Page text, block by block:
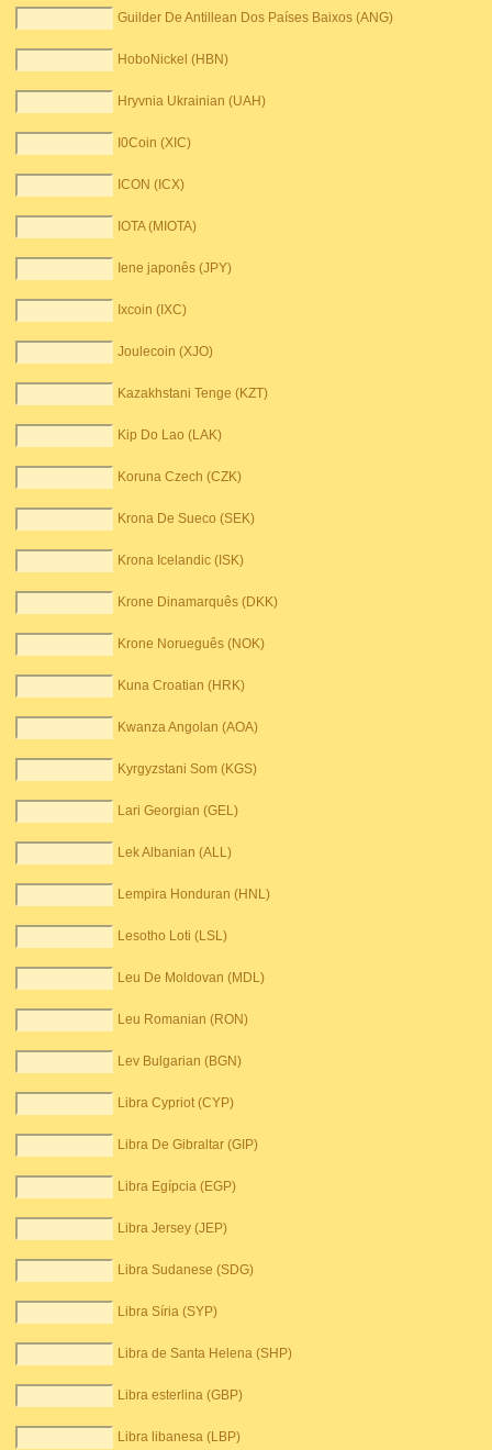
Guilder De Antillean Dos Países Baixos (ANG)
HoboNickel (HBN)
Hryvnia Ukrainian (UAH)
I0Coin (XIC)
ICON (ICX)
IOTA (MIOTA)
Iene japonês (JPY)
Ixcoin (IXC)
Joulecoin (XJO)
Kazakhstani Tenge (KZT)
Kip Do Lao (LAK)
Koruna Czech (CZK)
Krona De Sueco (SEK)
Krona Icelandic (ISK)
Krone Dinamarquês (DKK)
Krone Norueguês (NOK)
Kuna Croatian (HRK)
Kwanza Angolan (AOA)
Kyrgyzstani Som (KGS)
Lari Georgian (GEL)
Lek Albanian (ALL)
Lempira Honduran (HNL)
Lesotho Loti (LSL)
Leu De Moldovan (MDL)
Leu Romanian (RON)
Lev Bulgarian (BGN)
Libra Cypriot (CYP)
Libra De Gibraltar (GIP)
Libra Egípcia (EGP)
Libra Jersey (JEP)
Libra Sudanese (SDG)
Libra Síria (SYP)
Libra de Santa Helena (SHP)
Libra esterlina (GBP)
Libra libanesa (LBP)